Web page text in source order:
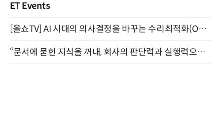
ET Events
[올쇼TV] AI 시대의 의사결정을 바꾸는 수리최적화(Optimization) 소개 (8/20 생방송)
“문서에 묻힌 지식을 꺼내, 회사의 판단력과 실행력으로 바꾸다” (8/20)